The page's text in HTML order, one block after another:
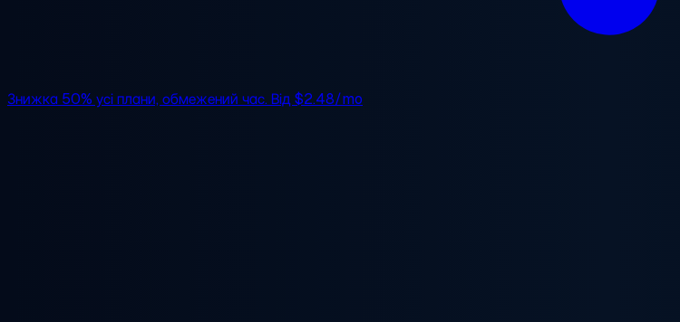
Знижка 50% усі плани, обмежений час. Від$2.48/mo